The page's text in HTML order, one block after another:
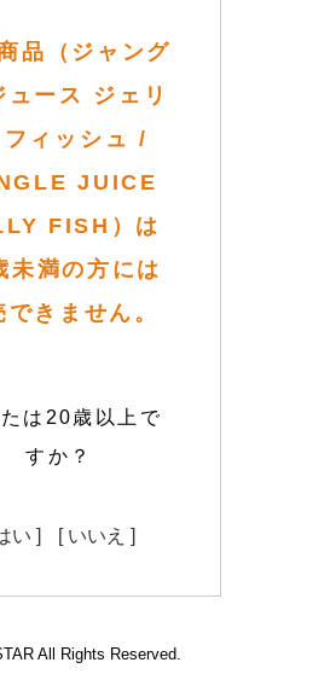
品（ジャング
ュース ジェリ
ィッシュ /
JUICE
FISH）は
未満の方には
できません。
は20歳以上で
すか？
い ] [ いいえ ]
All Rights Reserved.